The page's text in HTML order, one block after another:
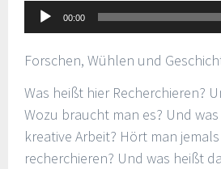
Audio-
Player
00:00
Forschen, Wühlen und
Was heißt hier Recherchieren?
Wozu braucht man es? Und
kreative Arbeit? Hört man
recherchieren? Und was heißt